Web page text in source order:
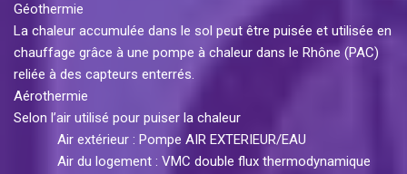
Géothermie
La chaleur accumulée dans le sol peut être puisée et utilisée en
chauffage grâce à une pompe à chaleur dans le Rhône (PAC)
reliée à des capteurs enterrés.
Aérothermie
Selon l’air utilisé pour puiser la chaleur
Air extérieur : Pompe AIR EXTERIEUR/EAU
Air du logement : VMC double flux thermodynamique